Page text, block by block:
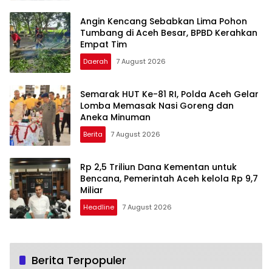
Angin Kencang Sebabkan Lima Pohon
Tumbang di Aceh Besar, BPBD Kerahkan
Empat Tim
Daerah 7 August 2026
Semarak HUT Ke-81 RI, Polda Aceh Gelar
Lomba Memasak Nasi Goreng dan
Aneka Minuman
Berita 7 August 2026
Rp 2,5 Triliun Dana Kementan untuk
Bencana, Pemerintah Aceh kelola Rp 9,7
Miliar
Headline 7 August 2026
Berita Terpopuler